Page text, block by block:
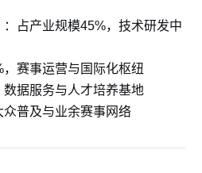
：占产业规模45%，技术研发中
，赛事运营与国际化枢纽
数据服务与人才培养基地
众普及与业余赛事网络